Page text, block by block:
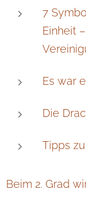
7
Einheit
Es war
Die
Tipps
Beim 2. Grad